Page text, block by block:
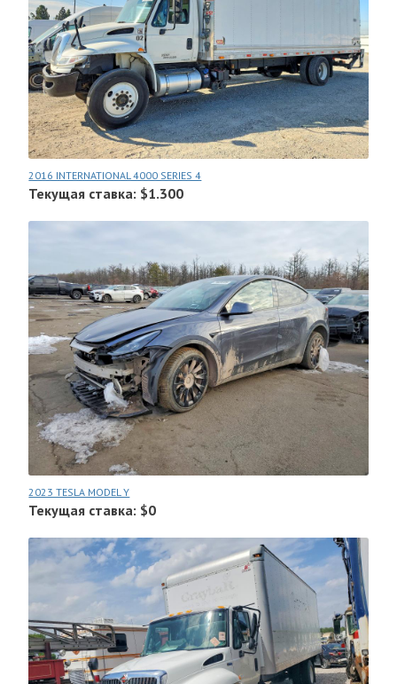
2016 INTERNATIONAL 4000 SERIES 4
Текущая ставка: $1.300
2023 TESLA MODEL Y
Текущая ставка: $0